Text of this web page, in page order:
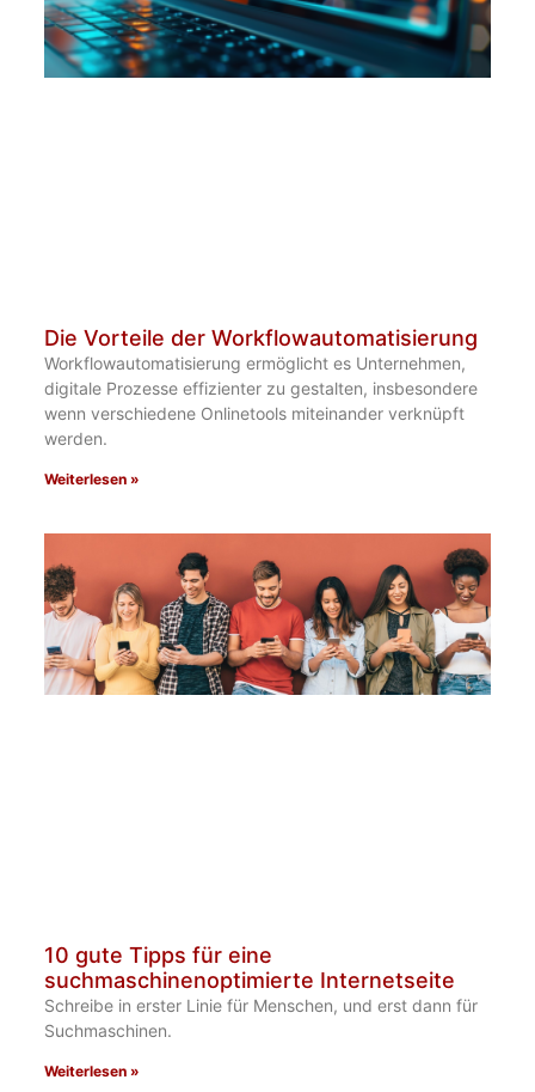
Die Vorteile der Workflowautomatisierung
Workflowautomatisierung ermöglicht es Unternehmen,
digitale Prozesse effizienter zu gestalten, insbesondere
wenn verschiedene Onlinetools miteinander verknüpft
werden.
Weiterlesen »
10 gute Tipps für eine
suchmaschinenoptimierte Internetseite​
Schreibe in erster Linie für Menschen, und erst dann für
Suchmaschinen.
Weiterlesen »